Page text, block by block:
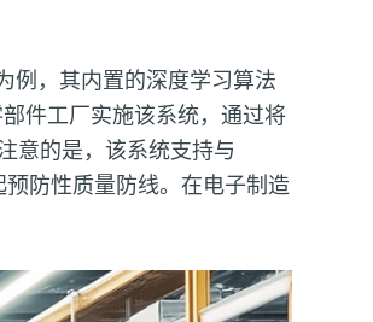
例，其内置的深度学习算法
件工厂实施该系统，通过将
意的是，该系统支持与
防性质量防线。在电子制造